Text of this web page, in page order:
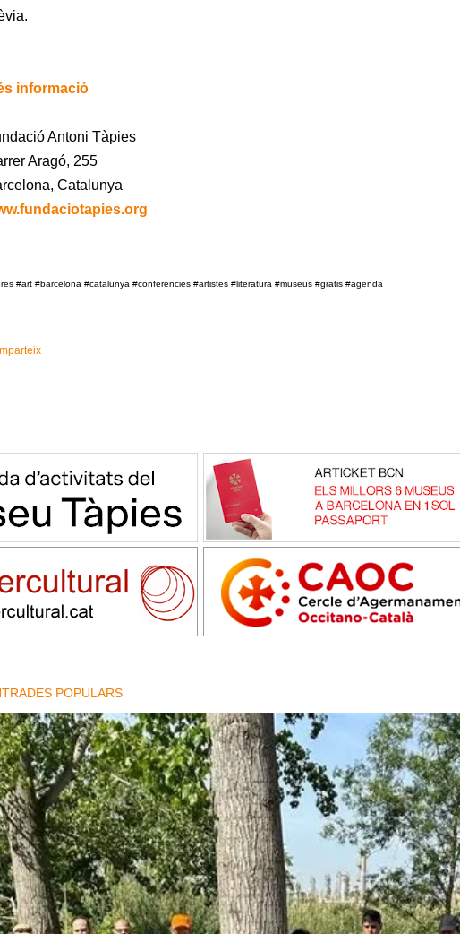
informació
Antoni Tàpies
Aragó, 255
Catalunya
#art #barcelona #catalunya #conferencies #artistes #literatura #museus #gratis #agenda
POPULARS